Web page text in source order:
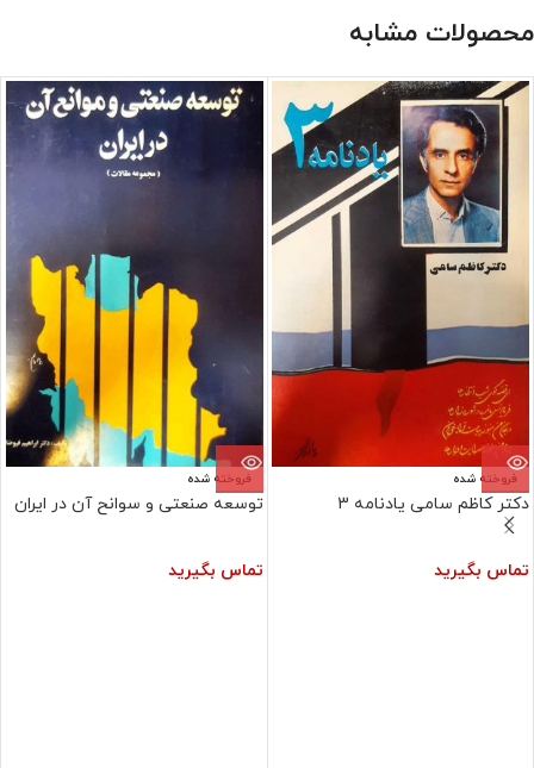
محصولات مشابه
فروخته شده
دکتر کاظم سامی یادنامه 3
تماس بگیرید
فروخته شده
توسعه صنعتی و سوانح آن در ایران
تماس بگیرید